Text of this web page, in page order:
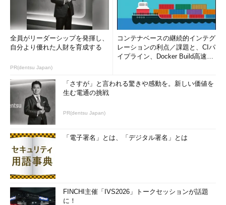
開発の担当となり、新しい仕事に奮闘中。ストレッチをして柔
らかい身体を手に入れるのが当面の目標。
椎名 武史（しいな たけし）
ユニアデックス株式会社所属。入社以来 SQL Serverの評価／
設計／構築／教育などに携わりながらも、主にサポート業務に
従事。SQL Serverのトラブル対応で社長賞の表彰を受けた経験
も持つ。休日は学生時代の仲間と市民駅伝に参加し、銭湯で汗
を流してから飲み会へと流れる。
全員がリーダーシップを発揮し、
自分より優れた人財を育成する
PR(dentsu Japan)
コンテナベースの継続的インテグ
レーションの利点／課題と、CIパ
イプライン、Docker Build高速化
「さすが」と言われる驚きや感動を。新しい価値を
生む電通の挑戦
PR(dentsu Japan)
「電子署名」とは、「デジタル署名」とは
FINCHI主催「IVS2026」トークセッションが話題
に！